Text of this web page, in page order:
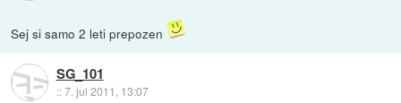
Sej si samo 2 leti prepozen
SG_101
::7. jul 2011, 13:07